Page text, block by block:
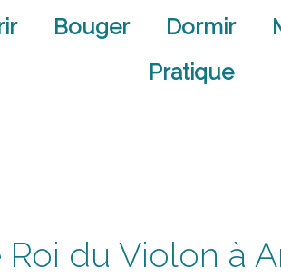
Bouger Dormir
Pratique
Roi du Violon à